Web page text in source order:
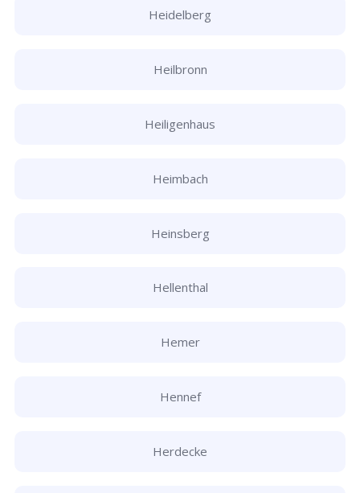
Heidelberg
Heilbronn
Heiligenhaus
Heimbach
Heinsberg
Hellenthal
Hemer
Hennef
Herdecke